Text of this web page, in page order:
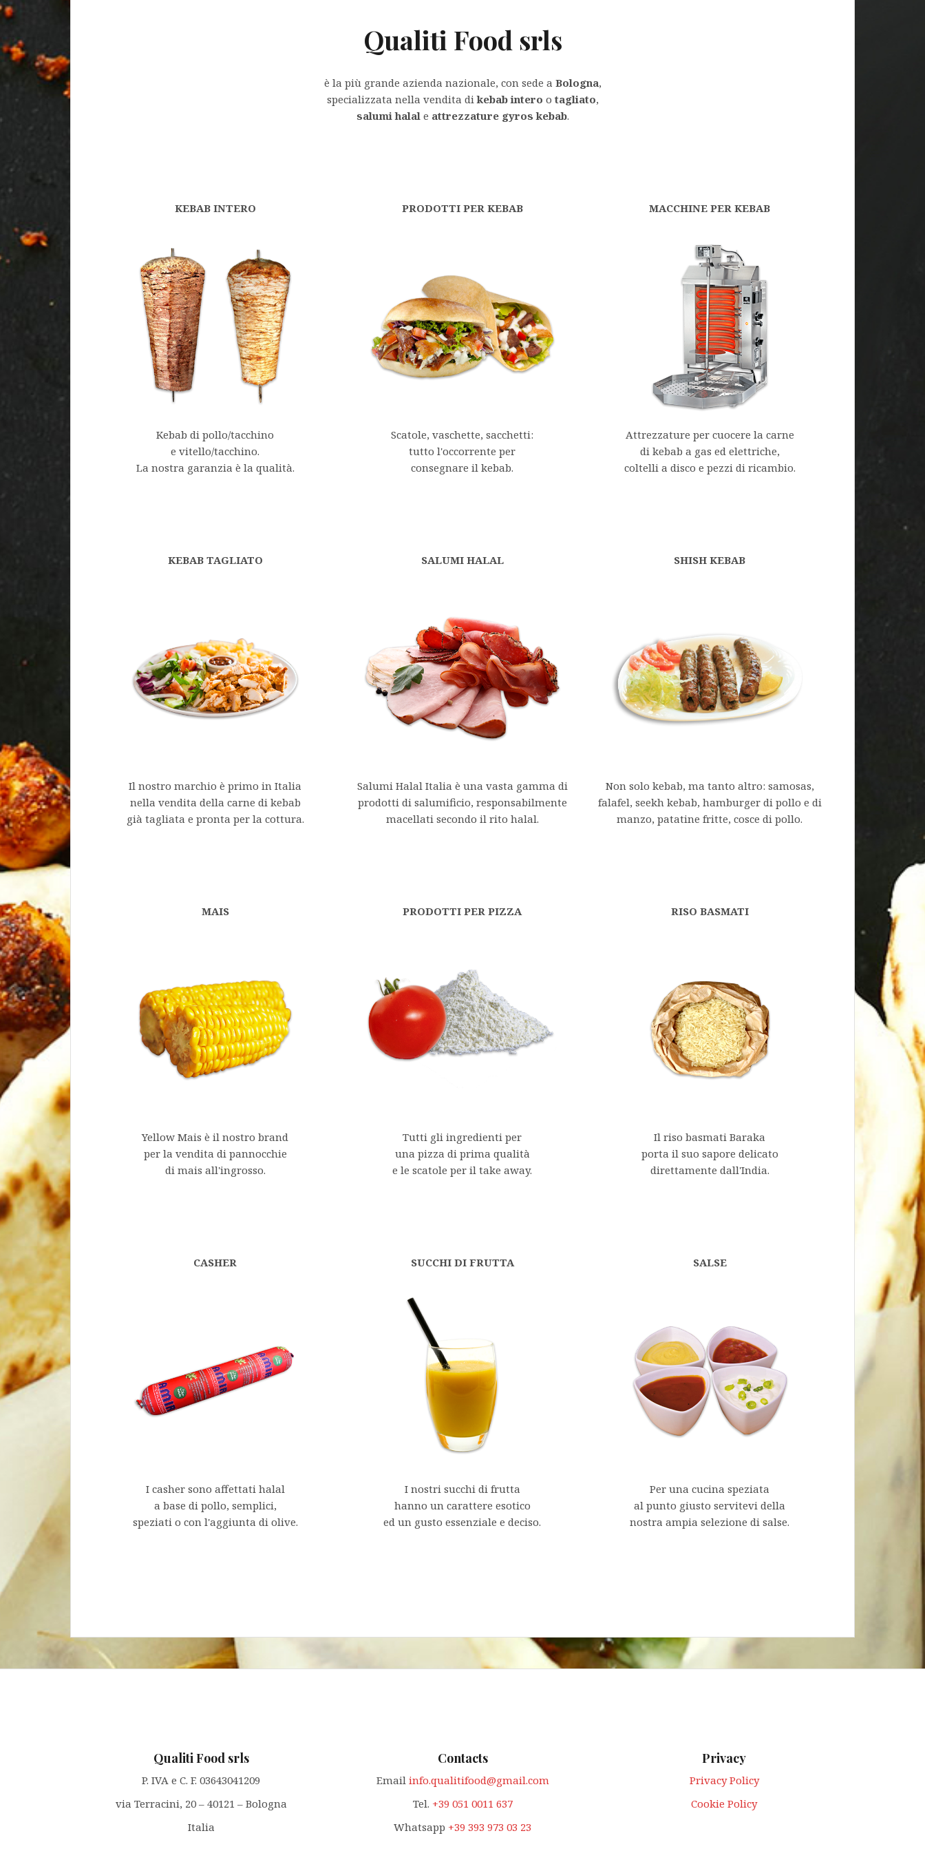
Qualiti Food srls
è la più grande azienda nazionale, con sede a Bologna,
specializzata nella vendita dikebab intero o tagliato,
salumi halale attrezzature gyros kebab.
KEBAB INTERO
Kebab di pollo/tacchino
e vitello/tacchino.
La nostra garanzia è la qualità.
PRODOTTI PER KEBAB
Scatole, vaschette, sacchetti:
tutto l'occorrente per
consegnare il kebab.
MACCHINE PER KEBAB
Attrezzature per cuocere la carne
di kebab a gas ed elettriche,
coltelli a disco e pezzi di ricambio.
KEBAB TAGLIATO
Il nostro marchio è primo in Italia
nella vendita della carne di kebab
già tagliata e pronta per la cottura.
SALUMI HALAL
Salumi Halal Italia è una vasta gamma di
prodotti di salumificio, responsabilmente
macellati secondo il rito halal.
SHISH KEBAB
Non solo kebab, ma tanto altro: samosas,
falafel, seekh kebab, hamburger di pollo e di
manzo, patatine fritte, cosce di pollo.
MAIS
Yellow Mais è il nostro brand
per la vendita di pannocchie
di mais all'ingrosso.
PRODOTTI PER PIZZA
Tutti gli ingredienti per
una pizza di prima qualità
e le scatole per il take away.
RISO BASMATI
Il riso basmati Baraka
porta il suo sapore delicato
direttamente dall'India.
CASHER
I casher sono affettati halal
a base di pollo, semplici,
speziati o con l'aggiunta di olive.
SUCCHI DI FRUTTA
I nostri succhi di frutta
hanno un carattere esotico
ed un gusto essenziale e deciso.
SALSE
Per una cucina speziata
al punto giusto servitevi della
nostra ampia selezione di salse.
Qualiti Food srls
P. IVA e C. F. 03643041209
via Terracini, 20 – 40121 – Bologna
Italia
Contacts
Email info.qualitifood@gmail.com
Tel. +39 051 0011 637
Whatsapp +39 393 973 03 23
Privacy
Privacy Policy
Cookie Policy